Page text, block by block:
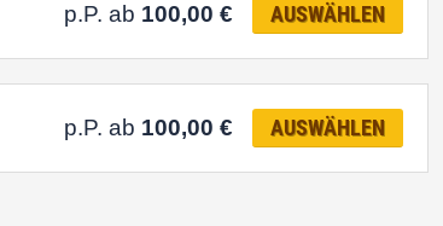
p.P. ab 100,00 € AUSWÄHLEN
p.P. ab 100,00 € AUSWÄHLEN